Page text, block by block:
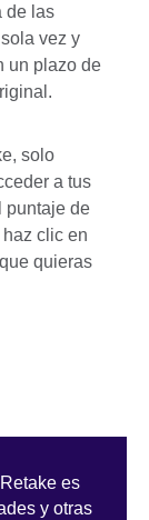
de las
vez y
un plazo de
solo
a tus
puntaje de
clic en
quieras
es
y otras